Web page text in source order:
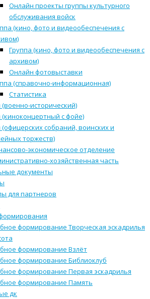
Онлайн проекты группы культурного
обслуживания войск
(кино, фото и видеообеспечения с
Группа (кино, фото и видеообеспечения с
архивом)
Онлайн фотовыставки
(справочно-информационная)
Статистика
(военно-исторический)
(киноконцертный с фойе)
(офицерских собраний, воинских и
торжеств)
экономическое отделение
хозяйственная часть
документы
для партнеров
формирование Творческая эскадрилья
формирование Взлёт
формирование Библиоклуб
формирование Первая эскадрилья
формирование Память
дк